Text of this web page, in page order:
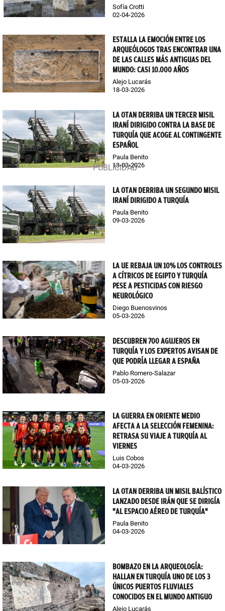
Sofía Crotti
02-04-2026
ESTALLA LA EMOCIÓN ENTRE LOS
ARQUEÓLOGOS TRAS ENCONTRAR UNA
DE LAS CALLES MÁS ANTIGUAS DEL
MUNDO: CASI 10.000 AÑOS
Alejo Lucarás
18-03-2026
LA OTAN DERRIBA UN TERCER MISIL
IRANÍ DIRIGIDO CONTRA LA BASE DE
TURQUÍA QUE ACOGE AL CONTINGENTE
ESPAÑOL
Paula Benito
13-03-2026
LA OTAN DERRIBA UN SEGUNDO MISIL
IRANÍ DIRIGIDO A TURQUÍA
Paula Benito
09-03-2026
LA UE REBAJA UN 10% LOS CONTROLES
A CÍTRICOS DE EGIPTO Y TURQUÍA
PESE A PESTICIDAS CON RIESGO
NEUROLÓGICO
Diego Buenosvinos
05-03-2026
DESCUBREN 700 AGUJEROS EN
TURQUÍA Y LOS EXPERTOS AVISAN DE
QUE PODRÍA LLEGAR A ESPAÑA
Pablo Romero-Salazar
05-03-2026
LA GUERRA EN ORIENTE MEDIO
AFECTA A LA SELECCIÓN FEMENINA:
RETRASA SU VIAJE A TURQUÍA AL
VIERNES
Luis Cobos
04-03-2026
LA OTAN DERRIBA UN MISIL BALÍSTICO
LANZADO DESDE IRÁN QUE SE DIRIGÍA
"AL ESPACIO AÉREO DE TURQUÍA"
Paula Benito
04-03-2026
BOMBAZO EN LA ARQUEOLOGÍA:
HALLAN EN TURQUÍA UNO DE LOS 3
ÚNICOS PUERTOS FLUVIALES
CONOCIDOS EN EL MUNDO ANTIGUO
Alejo Lucarás